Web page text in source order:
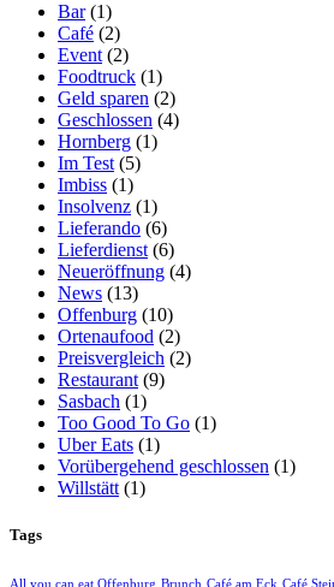
Bar (1)
Café (2)
Event (2)
Foodtruck (1)
Geld sparen (2)
Geschlossen (4)
Hornberg (1)
Im Test (5)
Imbiss (1)
Insolvenz (1)
Lieferando (6)
Lieferdienst (6)
Neueröffnung (4)
News (13)
Offenburg (10)
Ortenaufood (2)
Preisvergleich (2)
Restaurant (9)
Sasbach (1)
Too Good To Go (1)
Uber Eats (1)
Vorübergehend geschlossen (1)
Willstätt (1)
Tags